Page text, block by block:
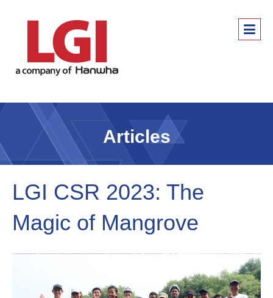
Articles
LGI CSR 2023: The
Magic of Mangrove